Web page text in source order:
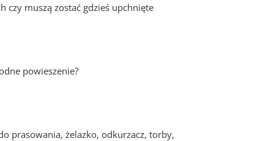
czy muszą zostać gdzieś upchnięte
powieszenie?
prasowania, żelazko, odkurzacz, torby,